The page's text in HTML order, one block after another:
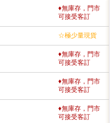
♦無庫存，門市
可接受客訂
☆極少量現貨
♦無庫存，門市
可接受客訂
♦無庫存，門市
可接受客訂
♦無庫存，門市
可接受客訂